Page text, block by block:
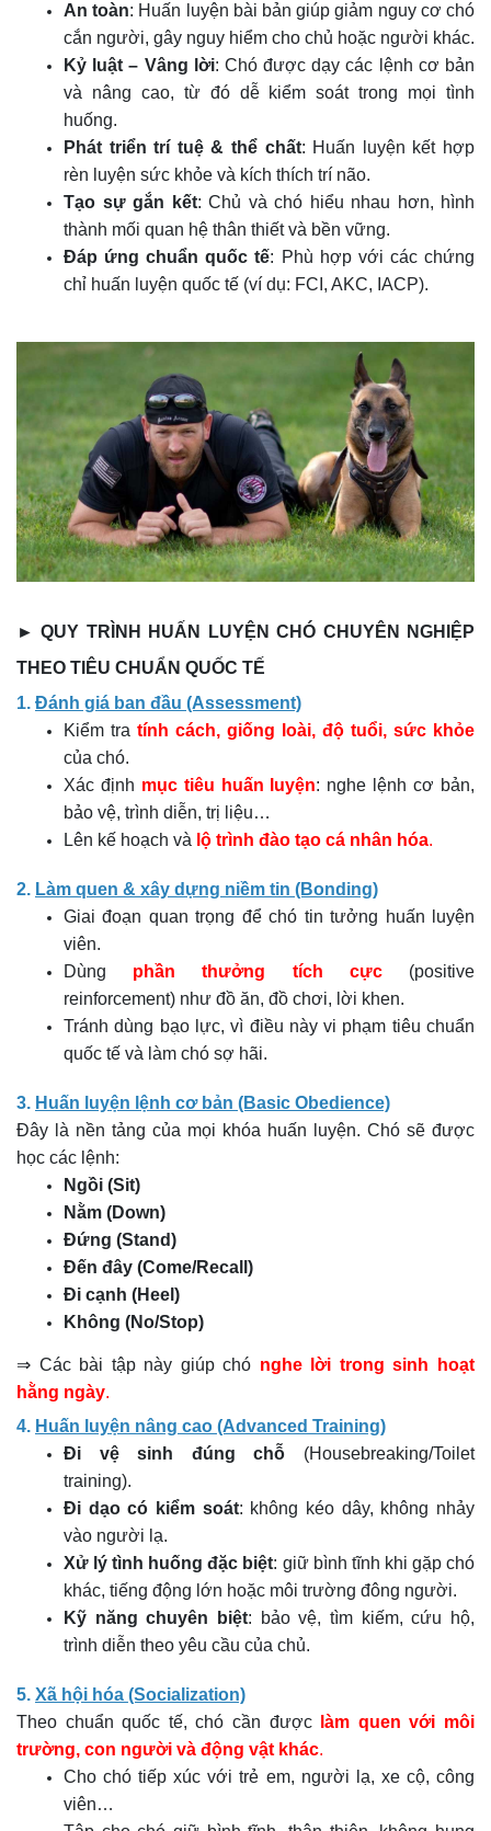
An toàn: Huấn luyện bài bản giúp giảm nguy cơ chó
cắn người, gây nguy hiểm cho chủ hoặc người khác.
Kỷ luật – Vâng lời: Chó được dạy các lệnh cơ bản
và nâng cao, từ đó dễ kiểm soát trong mọi tình
huống.
Phát triển trí tuệ & thể chất: Huấn luyện kết hợp
rèn luyện sức khỏe và kích thích trí não.
Tạo sự gắn kết: Chủ và chó hiểu nhau hơn, hình
thành mối quan hệ thân thiết và bền vững.
Đáp ứng chuẩn quốc tế: Phù hợp với các chứng
chỉ huấn luyện quốc tế (ví dụ: FCI, AKC, IACP).
► QUY TRÌNH HUẤN LUYỆN CHÓ CHUYÊN NGHIỆP
THEO TIÊU CHUẨN QUỐC TẾ
1. Đánh giá ban đầu (Assessment)
Kiểm tra tính cách, giống loài, độ tuổi, sức khỏe
của chó.
Xác định mục tiêu huấn luyện: nghe lệnh cơ bản,
bảo vệ, trình diễn, trị liệu…
Lên kế hoạch và lộ trình đào tạo cá nhân hóa.
2. Làm quen & xây dựng niềm tin (Bonding)
Giai đoạn quan trọng để chó tin tưởng huấn luyện
viên.
Dùng phần thưởng tích cực(positive
reinforcement) như đồ ăn, đồ chơi, lời khen.
Tránh dùng bạo lực, vì điều này vi phạm tiêu chuẩn
quốc tế và làm chó sợ hãi.
3. Huấn luyện lệnh cơ bản (Basic Obedience)
Đây là nền tảng của mọi khóa huấn luyện. Chó sẽ được
học các lệnh:
Ngồi (Sit)
Nằm (Down)
Đứng (Stand)
Đến đây (Come/Recall)
Đi cạnh (Heel)
Không (No/Stop)
⇒ Các bài tập này giúp chó nghe lời trong sinh hoạt
hằng ngày.
4. Huấn luyện nâng cao (Advanced Training)
Đi vệ sinh đúng chỗ (Housebreaking/Toilet
training).
Đi dạo có kiểm soát: không kéo dây, không nhảy
vào người lạ.
Xử lý tình huống đặc biệt: giữ bình tĩnh khi gặp chó
khác, tiếng động lớn hoặc môi trường đông người.
Kỹ năng chuyên biệt: bảo vệ, tìm kiếm, cứu hộ,
trình diễn theo yêu cầu của chủ.
5. Xã hội hóa (Socialization)
Theo chuẩn quốc tế, chó cần được
làm quen với môi
trường, con người và động vật khác.
Cho chó tiếp xúc với trẻ em, người lạ, xe cộ, công
viên…